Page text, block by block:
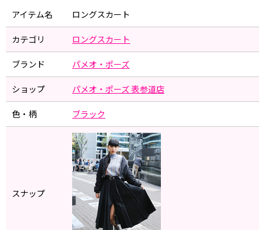
アイテム名 ロングスカート
カテゴリ ロングスカート
ブランド パメオ・ポーズ
ショップ パメオ・ポーズ 表参道店
色・柄 ブラック
スナップ